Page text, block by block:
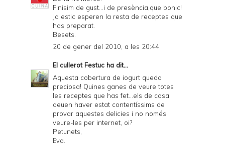
Finisim de gust...i de presència,que bonic!
Ja estic esperen la resta de receptes que
has preparat.
Besets.
20 de gener del 2010, a les 20:44
El cullerot Festuc ha dit...
Aquesta cobertura de iogurt queda
preciosa! Quines ganes de veure totes
les receptes que has fet...els de casa
deuen haver estat contentíssims de
provar aquestes delicies i no només
veure-les per internet, oi?
Petunets,
Eva.